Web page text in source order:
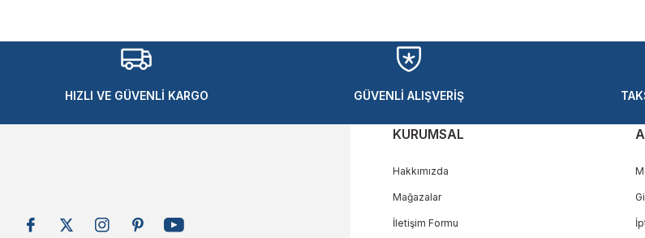
HIZLI VE GÜVENLİ KARGO GÜVENLİ ALIŞVERİŞ
KURUMSAL
Hakkımızda
Mağazalar
İletişim Formu